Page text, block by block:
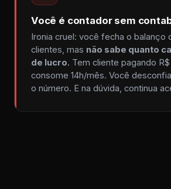
Você é contador sem
Ironia cruel: você fecha o balanço
clientes, mas não sabe quanto
de lucro. Tem cliente pagando
consome 14h/mês. Você
o número. E na dúvida, continua